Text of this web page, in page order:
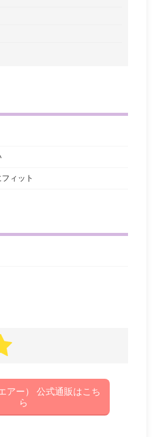
ィット
アー） 公式通販はこち
ら